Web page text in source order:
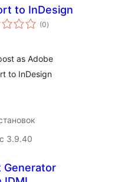
to InDesign
(0общий
рейтинг
)
as Adobe
to InDesign
3.9.40
Generator